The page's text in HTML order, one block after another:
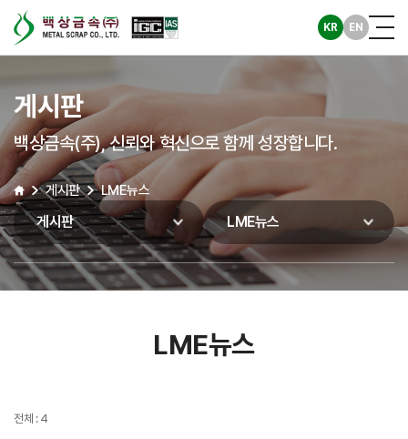
KR EN
게시판
백상금속(주), 신뢰와 혁신으로 함께 성장합니다.
게시판 LME뉴스
게시판 LME뉴스
LME뉴스
전체 : 4